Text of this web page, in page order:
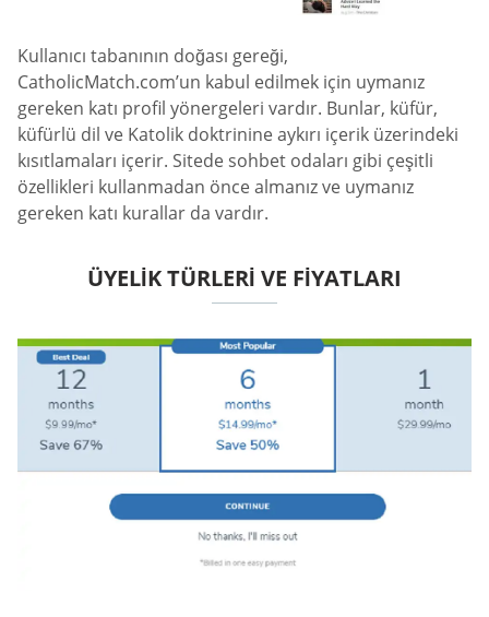
Kullanıcı tabanının doğası gereği,
CatholicMatch.com’un kabul edilmek için uymanız
gereken katı profil yönergeleri vardır. Bunlar, küfür,
küfürlü dil ve Katolik doktrinine aykırı içerik üzerindeki
kısıtlamaları içerir. Sitede sohbet odaları gibi çeşitli
özellikleri kullanmadan önce almanız ve uymanız
gereken katı kurallar da vardır.
ÜYELIK TÜRLERI VE FIYATLARI